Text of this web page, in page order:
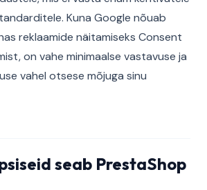
Kuna Google nõuab
reklaamide näitamiseks Consent
on vahe minimaalse vastavuse ja
vahel otsese mõjuga sinu
seab PrestaShop